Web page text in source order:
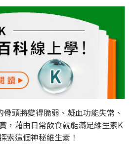
骨頭將變得脆弱、凝血功能失常、
，藉由日常飲食就能滿足維生素K
索這個神秘維生素！